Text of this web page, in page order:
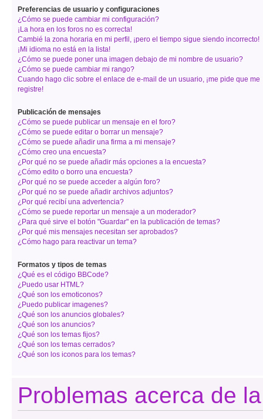
Preferencias de usuario y configuraciones
¿Cómo se puede cambiar mi configuración?
¡La hora en los foros no es correcta!
Cambié la zona horaria en mi perfil, ¡pero el tiempo sigue siendo incorrecto!
¡Mi idioma no está en la lista!
¿Cómo se puede poner una imagen debajo de mi nombre de usuario?
¿Cómo se puede cambiar mi rango?
Cuando hago clic sobre el enlace de e-mail de un usuario, ¡me pide que me
registre!
Publicación de mensajes
¿Cómo se puede publicar un mensaje en el foro?
¿Cómo se puede editar o borrar un mensaje?
¿Cómo se puede añadir una firma a mi mensaje?
¿Cómo creo una encuesta?
¿Por qué no se puede añadir más opciones a la encuesta?
¿Cómo edito o borro una encuesta?
¿Por qué no se puede acceder a algún foro?
¿Por qué no se puede añadir archivos adjuntos?
¿Por qué recibí una advertencia?
¿Cómo se puede reportar un mensaje a un moderador?
¿Para qué sirve el botón "Guardar" en la publicación de temas?
¿Por qué mis mensajes necesitan ser aprobados?
¿Cómo hago para reactivar un tema?
Formatos y tipos de temas
¿Qué es el código BBCode?
¿Puedo usar HTML?
¿Qué son los emoticonos?
¿Puedo publicar imagenes?
¿Qué son los anuncios globales?
¿Qué son los anuncios?
¿Qué son los temas fijos?
¿Qué son los temas cerrados?
¿Qué son los iconos para los temas?
Problemas acerca de